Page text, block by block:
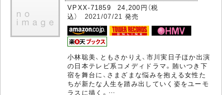
VPXX-71859 24,200円（税
込） 2021/07/21 発売
小林聡美、ともさかりえ、市川実日子ほか出演
の日本テレビ系コメディドラマ。賄いつき下
宿を舞台に、さまざまな悩みを抱える女性た
ちが新たな人生を踏み出していく姿をユーモ
ラスに描く。…